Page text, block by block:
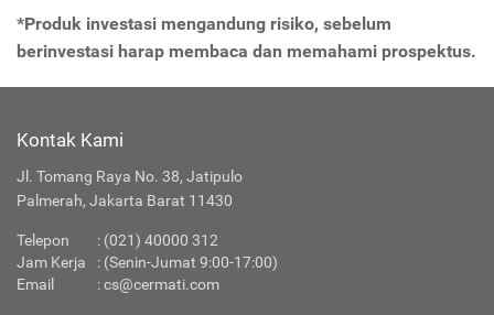
*Produk investasi mengandung risiko, sebelum
berinvestasi harap membaca dan memahami prospektus.
Kontak Kami
Jl. Tomang Raya No. 38, Jatipulo
Palmerah, Jakarta Barat 11430
Telepon : (021) 40000 312
Jam Kerja
: (Senin-Jumat 9:00-17:00)
Email
:cs@cermati.com